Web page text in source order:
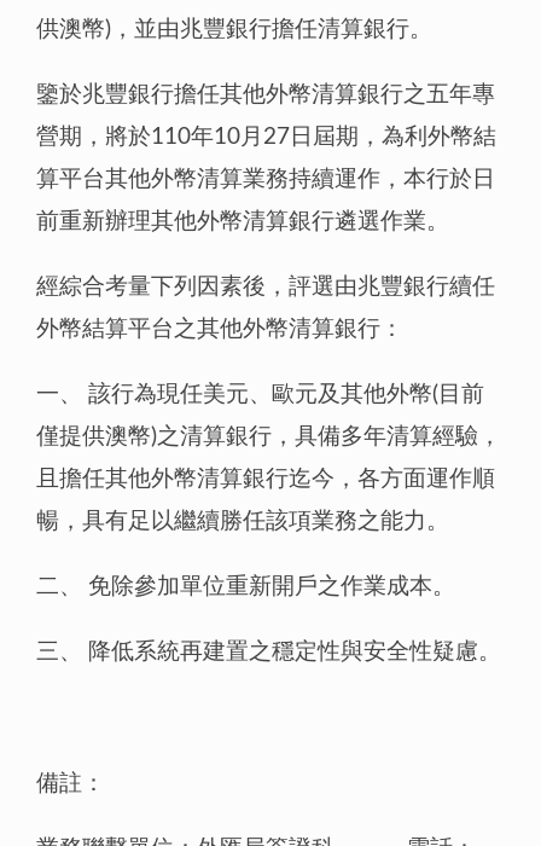
供澳幣)，並由兆豐銀行擔任清算銀行。
鑒於兆豐銀行擔任其他外幣清算銀行之五年專
營期，將於110年10月27日屆期，為利外幣結
算平台其他外幣清算業務持續運作，本行於日
前重新辦理其他外幣清算銀行遴選作業。
經綜合考量下列因素後，評選由兆豐銀行續任
外幣結算平台之其他外幣清算銀行：
一、 該行為現任美元、歐元及其他外幣(目前
僅提供澳幣)之清算銀行，具備多年清算經驗，
且擔任其他外幣清算銀行迄今，各方面運作順
暢，具有足以繼續勝任該項業務之能力。
二、 免除參加單位重新開戶之作業成本。
三、 降低系統再建置之穩定性與安全性疑慮。
備註：